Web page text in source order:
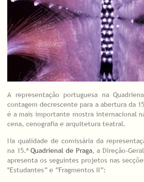
A representação portuguesa na
contagem decrescente para a abertura da
é a mais importante mostra internacional
cena, cenografia e arquitetura teatral.
Na qualidade de comissária da
na 15.ªQuadrienal de Praga, a Direção-
apresenta os seguintes projetos nas
"Estudantes” e “Fragmentos II”: